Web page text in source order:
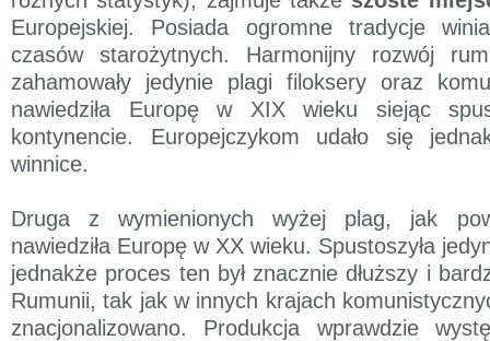
Europejskiej. Posiada ogromne tradycje
czasów starożytnych. Harmonijny rozwój
zahamowały jedynie plagi filoksery oraz
nawiedziła Europę w XIX wieku siejąc
kontynencie. Europejczykom udało się
winnice.
Druga z wymienionych wyżej plag, jak
nawiedziła Europę w XX wieku. Spustoszyła
jednakże proces ten był znacznie dłuższy i
Rumunii, tak jak w innych krajach
znacjonalizowano. Produkcja wprawdzie